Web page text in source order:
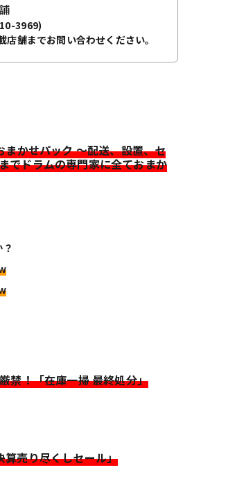
3969)
舗までお問い合わせください。
かせパック ～配送、設置、セ
でドラムの専門家に全ておまか
禁！「在庫一掃 最終処分」
売り尽くしセール」